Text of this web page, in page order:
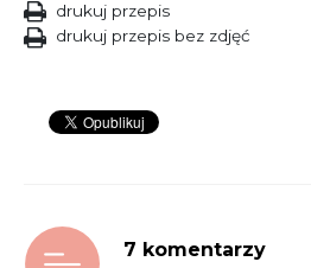
drukuj przepis
drukuj przepis bez zdjęć
7 komentarzy